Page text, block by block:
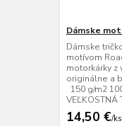
Dámske
Dámske
motívom
motorkárky z
originálne a
150 g/m2
VEĽKOSTNÁ
14,50 €/ks